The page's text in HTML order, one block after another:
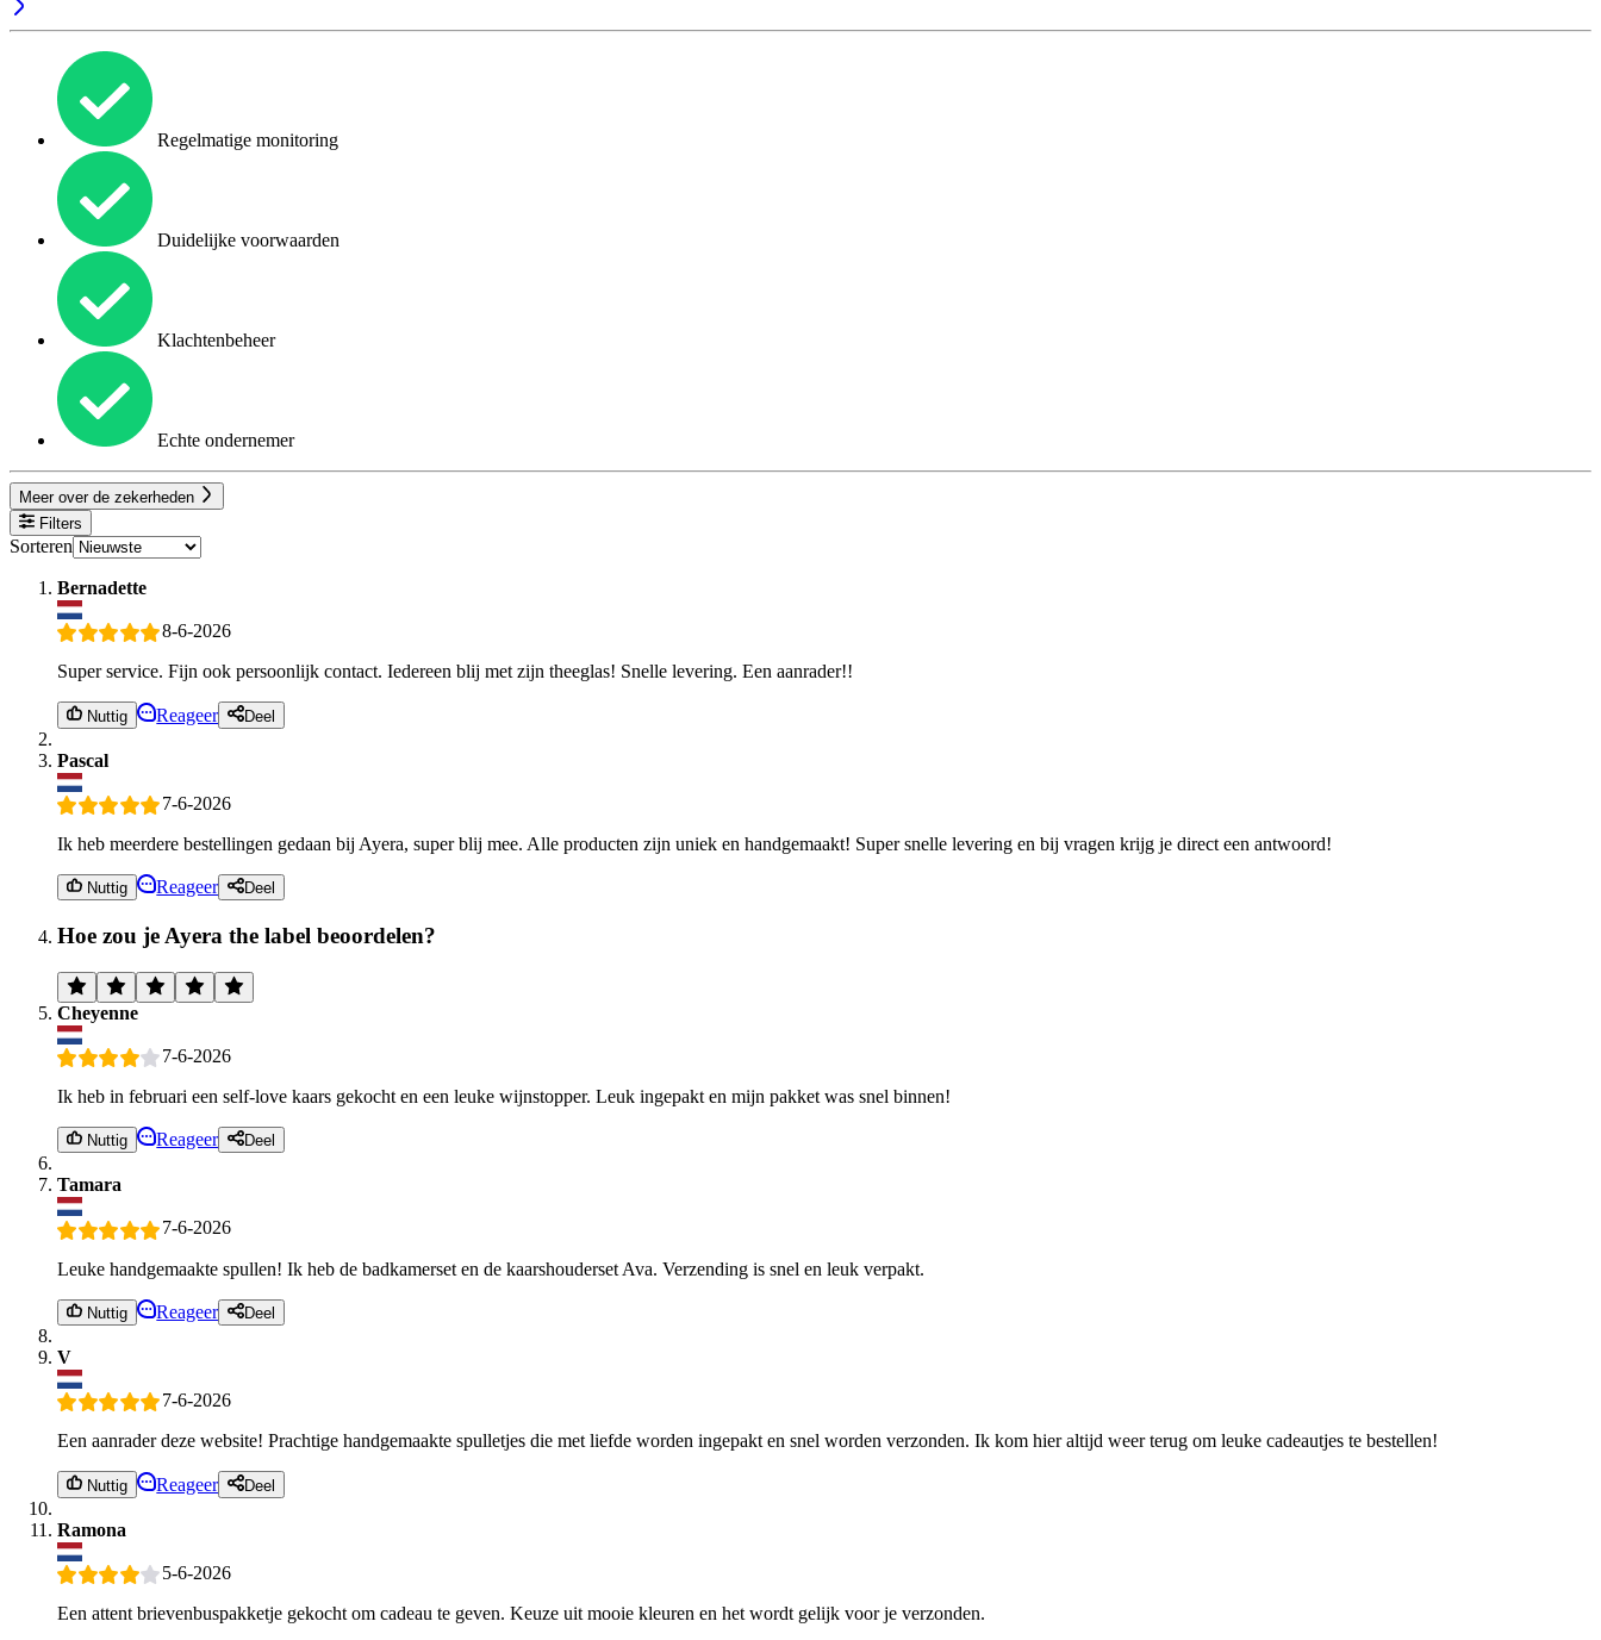
Regelmatige monitoring
Duidelijke voorwaarden
Klachtenbeheer
Echte ondernemer
Meer over de zekerheden
Filters
Sorteren
Bernadette
8-6-2026
Super service. Fijn ook persoonlijk contact. Iedereen blij met zijn theeglas! Snelle levering. Een aanrader!!
Nuttig Reageer Deel
Pascal
7-6-2026
Ik heb meerdere bestellingen gedaan bij Ayera, super blij mee. Alle producten zijn uniek en handgemaakt! Super snelle levering en bij vragen krijg je direct een antwoord!
Nuttig Reageer Deel
Hoe zou je Ayera the label beoordelen?
Cheyenne
7-6-2026
Ik heb in februari een self-love kaars gekocht en een leuke wijnstopper. Leuk ingepakt en mijn pakket was snel binnen!
Nuttig Reageer Deel
Tamara
7-6-2026
Leuke handgemaakte spullen! Ik heb de badkamerset en de kaarshouderset Ava. Verzending is snel en leuk verpakt.
Nuttig Reageer Deel
V
7-6-2026
Een aanrader deze website! Prachtige handgemaakte spulletjes die met liefde worden ingepakt en snel worden verzonden. Ik kom hier altijd weer terug om leuke cadeautjes te bestellen!
Nuttig Reageer Deel
Ramona
5-6-2026
Een attent brievenbuspakketje gekocht om cadeau te geven. Keuze uit mooie kleuren en het wordt gelijk voor je verzonden.